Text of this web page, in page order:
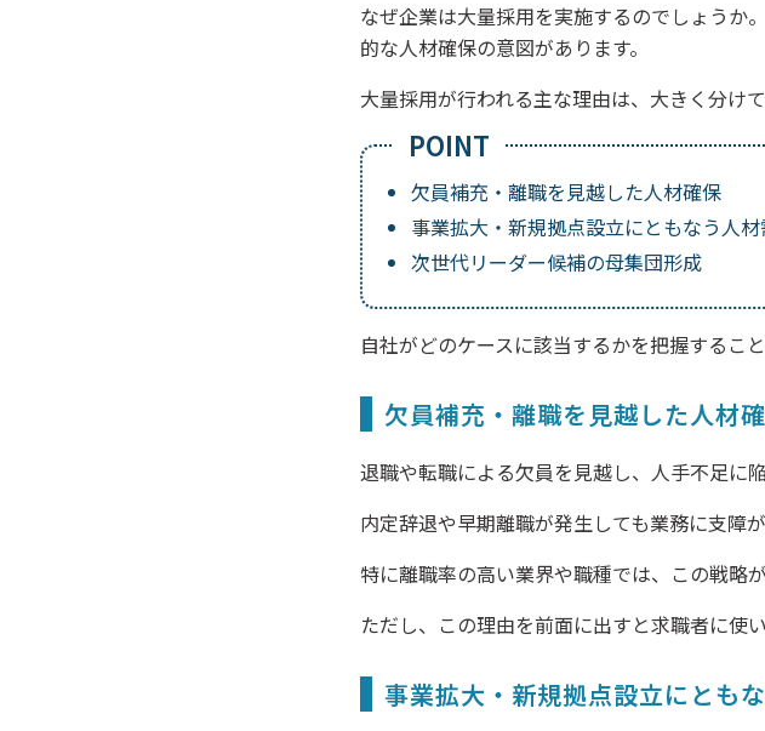
なぜ企業は大量採用を実施するのでしょうか
的な人材確保の意図があります。
大量採用が行われる主な理由は、大きく分けて
欠員補充・離職を見越した人材確保
事業拡大・新規拠点設立にともなう人
次世代リーダー候補の母集団形成
自社がどのケースに該当するかを把握するこ
欠員補充・離職を見越した人材
退職や転職による欠員を見越し、人手不足に
内定辞退や早期離職が発生しても業務に支障
特に離職率の高い業界や職種では、この戦略
ただし、この理由を前面に出すと求職者に使
事業拡大・新規拠点設立にとも